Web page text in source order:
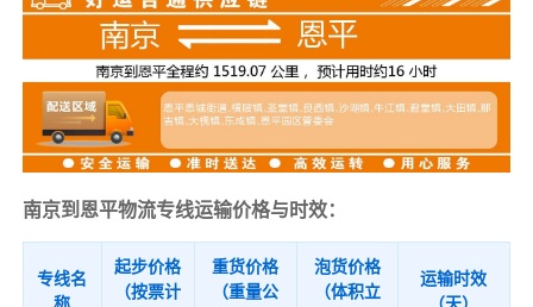
南京到恩平物流专线运输价格与时效：
专线名
起步价格
（按票计
重货价格
（重量公
泡货价格
（体积立
运输时效